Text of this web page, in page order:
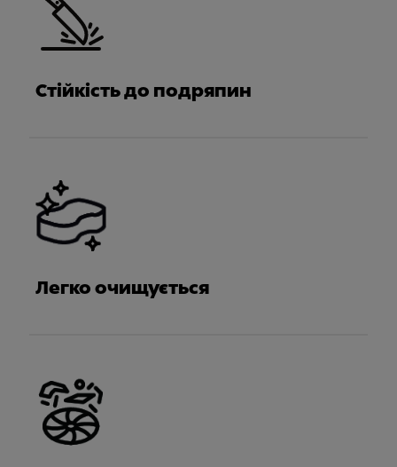
Стійкість до подряпин
Легко очищується